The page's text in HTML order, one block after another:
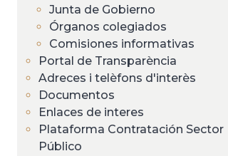
la
navegación
Junta de Gobierno
Órganos colegiados
Comisiones informativas
Portal de Transparència
Adreces i telèfons d'interès
Documentos
Enlaces de interes
Plataforma Contratación Sector
Público